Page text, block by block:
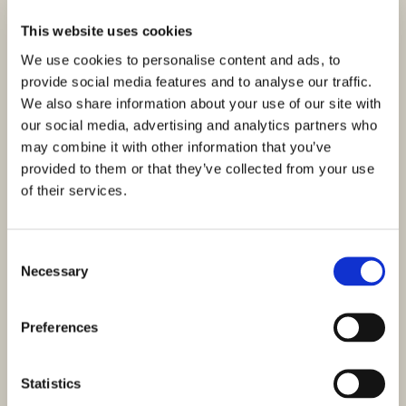
This website uses cookies
We use cookies to personalise content and ads, to
provide social media features and to analyse our traffic.
We also share information about your use of our site with
our social media, advertising and analytics partners who
may combine it with other information that you’ve
provided to them or that they’ve collected from your use
of their services.
Selection
Necessary
Preferences
Statistics
295.000,00 € ID: 4312
Trosoban stan Zaton novogradnja s krovnom
terasom
Nin, Zaton
U Zatonu kod Nina gradi se moderna stambena zgrada s
ukupno četiri stana, svaki projektiran s jedinstvenim